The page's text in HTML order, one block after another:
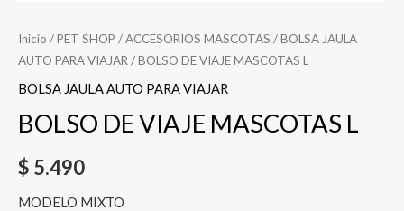
Inicio /PET SHOP /ACCESORIOS MASCOTAS /BOLSA JAULA
AUTO PARA VIAJAR / BOLSO DE VIAJE MASCOTAS L
BOLSA JAULA AUTO PARA VIAJAR
BOLSO DE VIAJE MASCOTAS L
$ 5.490
MODELO MIXTO